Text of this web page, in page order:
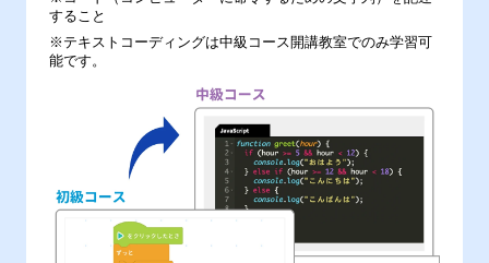
すること
※テキストコーディングは中級コース開講教室でのみ学習可
能です。